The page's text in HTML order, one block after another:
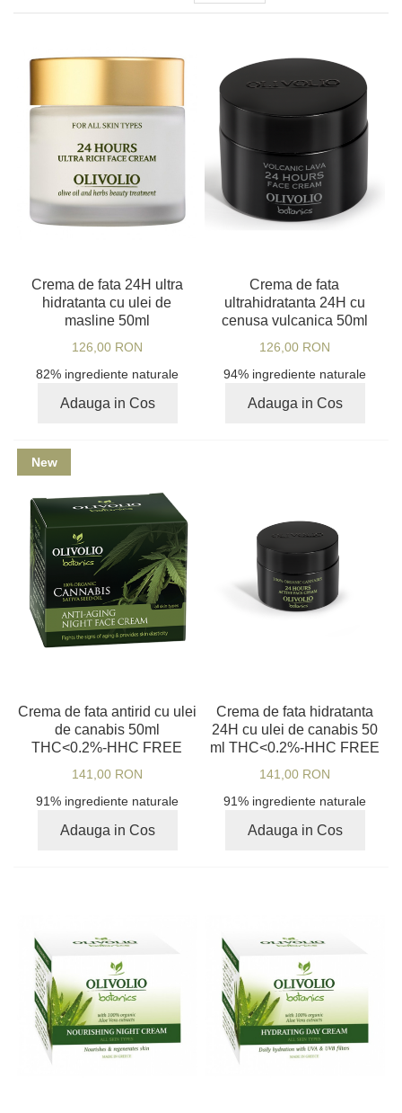
Crema de fata 24H ultra
hidratanta cu ulei de
masline 50ml
126,00 RON
82% ingrediente naturale
Adauga in Cos
Crema de fata
ultrahidratanta 24H cu
cenusa vulcanica 50ml
126,00 RON
94% ingrediente naturale
Adauga in Cos
New
Crema de fata antirid cu ulei
de canabis 50ml
THC<0.2%-HHC FREE
141,00 RON
91% ingrediente naturale
Adauga in Cos
Crema de fata hidratanta
24H cu ulei de canabis 50
ml THC<0.2%-HHC FREE
141,00 RON
91% ingrediente naturale
Adauga in Cos